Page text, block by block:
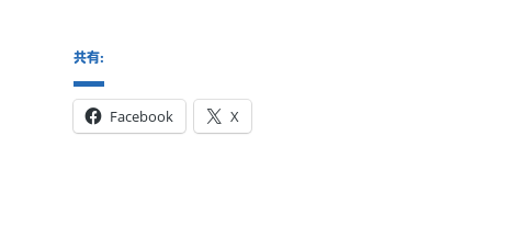
共有:
Facebook X